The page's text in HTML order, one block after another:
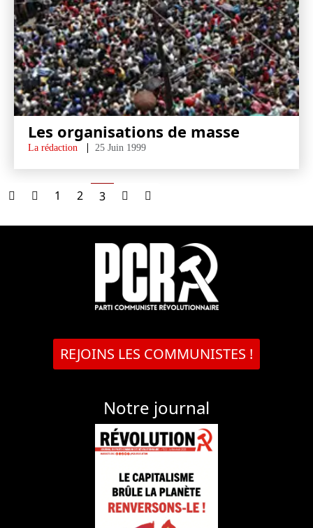
Les organisations de masse
La rédaction 25 Juin 1999
1 2 3
REJOINS LES COMMUNISTES !
Notre journal